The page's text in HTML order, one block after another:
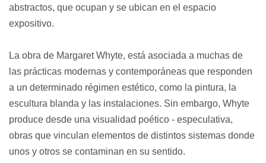
abstractos, que ocupan y se ubican en el espacio
expositivo.
La obra de Margaret Whyte, está asociada a muchas de
las prácticas modernas y contemporáneas que responden
a un determinado régimen estético, como la pintura, la
escultura blanda y las instalaciones. Sin embargo, Whyte
produce desde una visualidad poético - especulativa,
obras que vinculan elementos de distintos sistemas donde
unos y otros se contaminan en su sentido.